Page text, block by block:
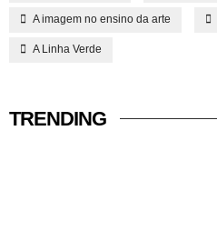
A imagem no ensino da arte
A Linha Verde
TRENDING